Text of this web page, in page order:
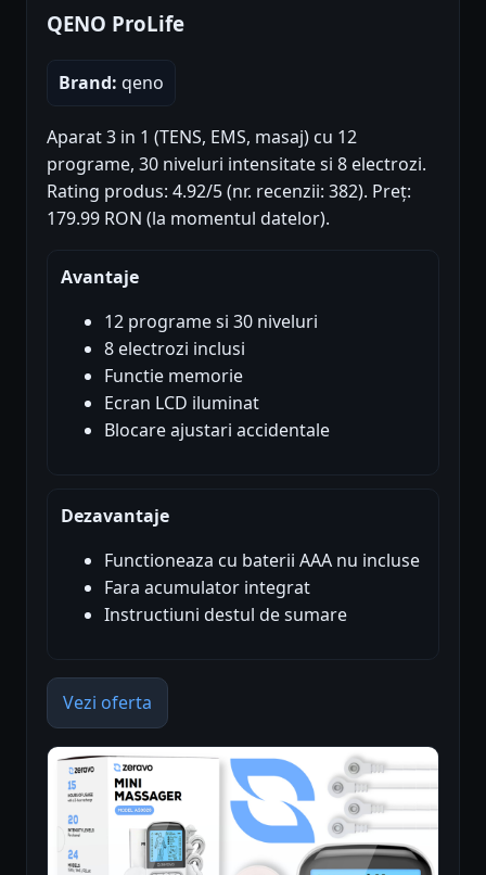
QENO ProLife
Brand: qeno
Aparat 3 in 1 (TENS, EMS, masaj) cu 12
programe, 30 niveluri intensitate si 8 electrozi.
Rating produs: 4.92/5 (nr. recenzii: 382). Preț:
179.99 RON (la momentul datelor).
Avantaje
12 programe si 30 niveluri
8 electrozi inclusi
Functie memorie
Ecran LCD iluminat
Blocare ajustari accidentale
Dezavantaje
Functioneaza cu baterii AAA nu incluse
Fara acumulator integrat
Instructiuni destul de sumare
Vezi oferta